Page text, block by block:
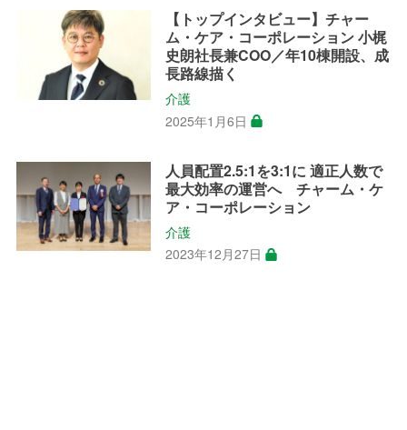
【トップインタビュー】チャー
ム・ケア・コーポレーション 小梶
史朗社長兼COO／年10棟開設、成
長路線描く
介護
2025年1月6日
人員配置2.5:1を3:1に 適正人数で
最大効率の運営へ チャーム・ケ
ア・コーポレーション
介護
2023年12月27日